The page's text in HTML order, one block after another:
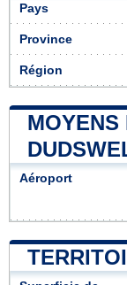
Pays
Province
Région
MOYENS
Aéroport